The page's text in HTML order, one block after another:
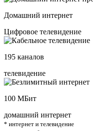
Домашний интернет
Цифровое телевидение
195 каналов
телевидение
100 МБит
домашний интернет
* интернет и телевидение